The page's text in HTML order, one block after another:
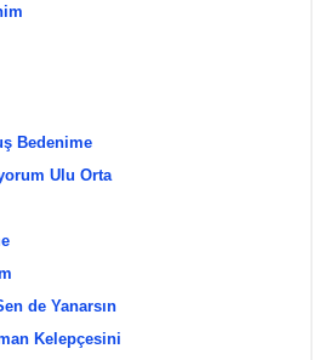
Bedenime
Ulu Orta
de Yanarsın
Kelepçesini